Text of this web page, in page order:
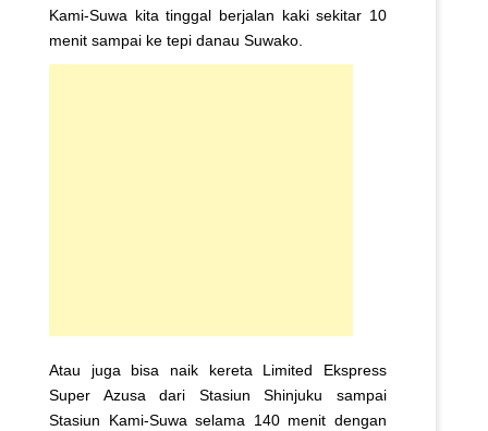
Kami-Suwa kita tinggal berjalan kaki sekitar 10
menit sampai ke tepi danau Suwako.
Atau juga bisa naik kereta Limited Ekspress
Super Azusa dari Stasiun Shinjuku sampai
Stasiun Kami-Suwa selama 140 menit dengan